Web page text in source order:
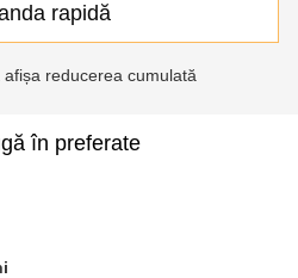
rapidă
afișa reducerea cumulată
în preferate